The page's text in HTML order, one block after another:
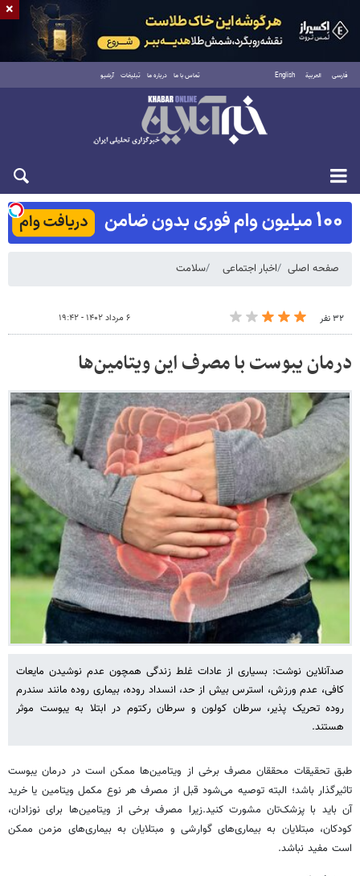
فارسی العربية English تماس با ما درباره ما تبلیغات آرشیو
شنبه ۱۷ مرداد ۱۴۰۵
صفحه اصلی اخبار اجتماعی سلامت
۳۲ نفر ۶ مرداد ۱۴۰۲ - ۱۹:۴۲
درمان یبوست با مصرف این ویتامین‌ها
صدآنلاین نوشت: بسیاری از عادات غلط زندگی همچون عدم نوشیدن مایعات
کافی، عدم ورزش، استرس بیش از حد، انسداد روده، بیماری روده مانند سندرم
روده تحریک پذیر، سرطان کولون و سرطان رکتوم در ابتلا به یبوست موثر
هستند.
طبق تحقیقات محققان مصرف برخی از ویتامین‌ها ممکن است در درمان یبوست
تاثیرگذار باشد؛ البته توصیه می‌شود قبل از مصرف هر نوع مکمل ویتامین یا خرید
آن باید با پزشک‌تان مشورت کنید.زیرا مصرف برخی از ویتامین‌ها برای نوزادان،
کودکان، مبتلایان به بیماری‌های گوارشی و مبتلایان به بیماری‌های مزمن ممکن
است مفید نباشد.
×